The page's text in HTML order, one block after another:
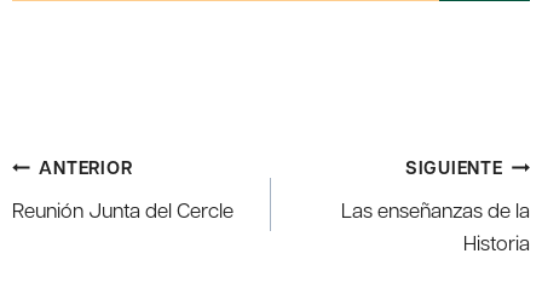
Navegación
de
ANTERIOR
Reunión Junta del Cercle
SIGUIENTE
Las enseñanzas de la
Historia